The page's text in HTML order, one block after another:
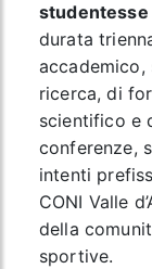
durata
ricerca, di
scientifico e
conferenze,
intenti
CONI Valle
della
sportive.